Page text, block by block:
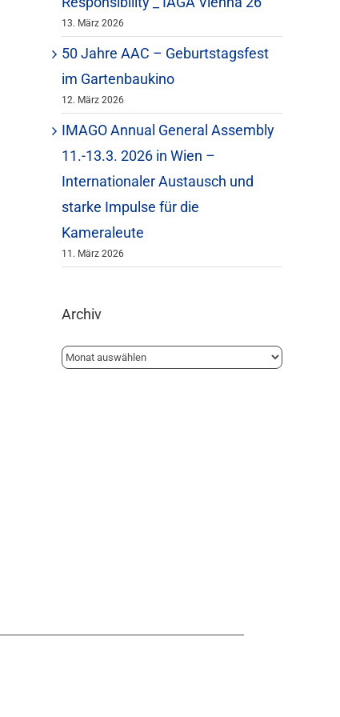
13. März 2026
50 Jahre AAC – Geburtstagsfest
im Gartenbaukino
12. März 2026
IMAGO Annual General Assembly
11.-13.3. 2026 in Wien –
Internationaler Austausch und
starke Impulse für die
Kameraleute
11. März 2026
Archiv
Archiv